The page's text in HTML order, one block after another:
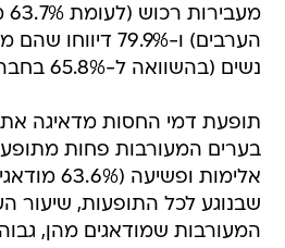
הערבים) ו-79.9%
נשים (בהשוואה ל-65.8% בחברה הערבית הארצית).
תופעת דמי החסות מדאיגה
בערים המעורבות פחות
אלימות
שבנוגע לכל התופעות, שיעור
המעורבות שמודאגים מהן,